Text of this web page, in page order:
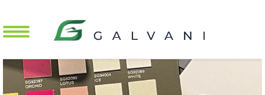
Mobile Menu Toggle